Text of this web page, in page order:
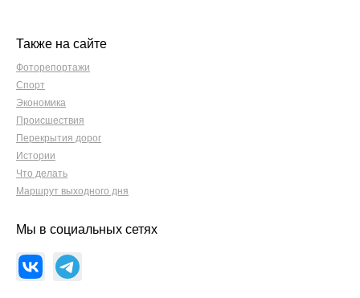
Также на сайте
Фоторепортажи
Спорт
Экономика
Происшествия
Перекрытия дорог
Истории
Что делать
Маршрут выходного дня
Мы в социальных сетях